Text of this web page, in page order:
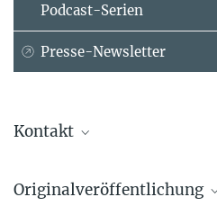
Podcast-Serien
Presse-Newsletter
Kontakt
Forschungsgruppenleiter
Originalveröffentlichung